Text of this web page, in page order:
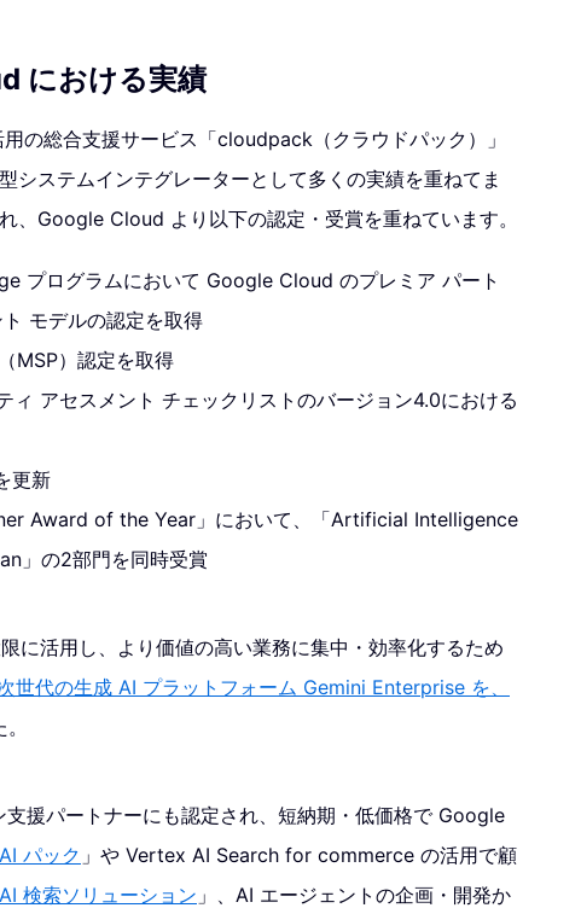
における実績
の総合支援サービス「cloudpack（クラウドパック）」
システムインテグレーターとして多くの実績を重ねてま
、Google Cloud より以下の認定・受賞を重ねています。
プログラムにおいて Google Cloud のプレミア パート
モデルの認定を取得
MSP）認定を取得
アセスメント チェックリストのバージョン4.0における
更新
Award of the Year」において、「Artificial Intelligence
」の2部門を同時受賞
に活用し、より価値の高い業務に集中・効率化するため
世代の生成 AI プラットフォーム Gemini Enterprise を、
援パートナーにも認定され、短納期・低価格で Google
パック 」や Vertex AI Search for commerce の活用で顧
検索ソリューション 」、AI エージェントの企画・開発か